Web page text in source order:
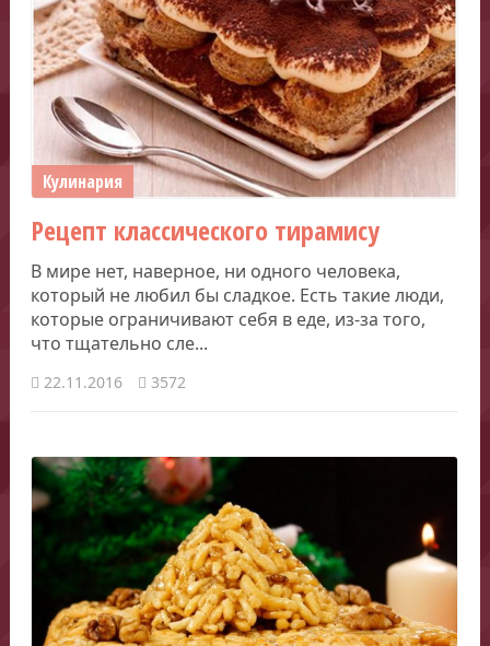
Кулинария
Рецепт классического тирамису
В мире нет, наверное, ни одного человека,
который не любил бы сладкое. Есть такие люди,
которые ограничивают себя в еде, из-за того,
что тщательно сле...
22.11.2016 3572